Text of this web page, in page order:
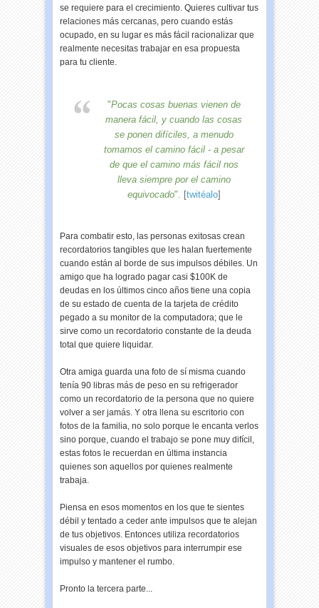
se requiere para el crecimiento. Quieres cultivar tus
relaciones más cercanas, pero cuando estás
ocupado, en su lugar es más fácil racionalizar que
realmente necesitas trabajar en esa propuesta
para tu cliente.
"Pocas cosas buenas vienen de
manera fácil, y cuando las cosas
se ponen difíciles, a menudo
tomamos el camino fácil - a pesar
de que el camino más fácil nos
lleva siempre por el camino
equivocado". [twitéalo]
Para combatir esto, las personas exitosas crean
recordatorios tangibles que les halan fuertemente
cuando están al borde de sus impulsos débiles. Un
amigo que ha logrado pagar casi $100K de
deudas en los últimos cinco años tiene una copia
de su estado de cuenta de la tarjeta de crédito
pegado a su monitor de la computadora; que le
sirve como un recordatorio constante de la deuda
total que quiere liquidar.
Otra amiga guarda una foto de sí misma cuando
tenía 90 libras más de peso en su refrigerador
como un recordatorio de la persona que no quiere
volver a ser jamás. Y otra llena su escritorio con
fotos de la familia, no solo porque le encanta verlos
sino porque, cuando el trabajo se pone muy difícil,
estas fotos le recuerdan en última instancia
quienes son aquellos por quienes realmente
trabaja.
Piensa en esos momentos en los que te sientes
débil y tentado a ceder ante impulsos que te alejan
de tus objetivos. Entonces utiliza recordatorios
visuales de esos objetivos para interrumpir ese
impulso y mantener el rumbo.
Pronto la tercera parte...